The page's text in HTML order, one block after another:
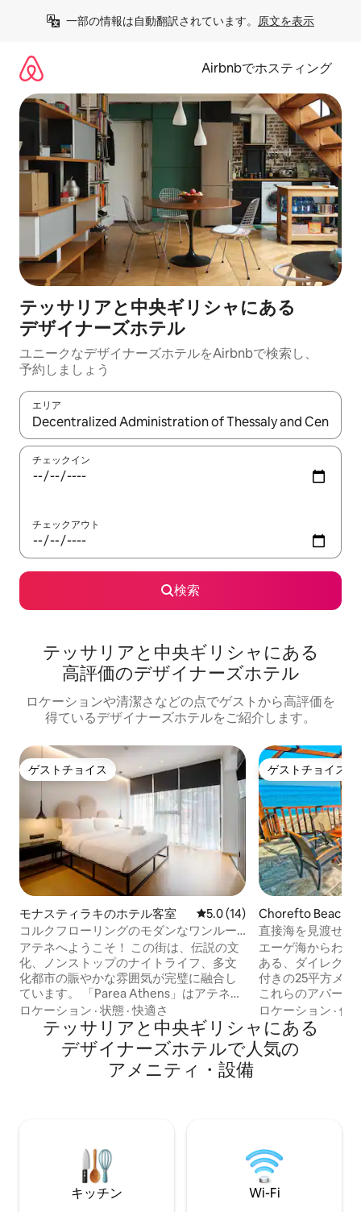
一部の情報は自動翻訳されています。 原文を表示
Airbnbでホスティング
テッサリアと中央ギリシャにある
デ⁠ザ⁠イ⁠ナ⁠ー⁠ズホ⁠テ⁠ル
ユニークなデ⁠ザ⁠イ⁠ナ⁠ー⁠ズホ⁠テ⁠ル⁠をAirbnb⁠で検⁠索⁠し⁠、
予⁠約し⁠ま⁠し⁠ょ⁠う
エリア
検索結果が表示されたら、上下の矢印キーを使って移動するか
チェックイン
チェックアウト
検索
テッサリアと中央ギリシャにある
高⁠評⁠価⁠のデ⁠ザ⁠イ⁠ナ⁠ー⁠ズホ⁠テ⁠ル
ロケーションや清⁠潔⁠さ⁠な⁠ど⁠の点⁠でゲ⁠ス⁠ト⁠か⁠ら高⁠評⁠価⁠を
得⁠て⁠い⁠るデ⁠ザ⁠イ⁠ナ⁠ー⁠ズホ⁠テ⁠ル⁠をご⁠紹⁠介し⁠ま⁠す⁠。
ゲストチョイス
ゲストチョイス
モナスティラキのホテル客室 レビュー14件、5つ星中5.0つ
5.0 (14)
コルクフローリングのモダンなワンルー
ムマンション（2名様用）- Rm.4
アテネへようこそ！ この街は、伝説の文
化、ノンストップのナイトライフ、多文
化都市の賑やかな雰囲気が完璧に融合し
ています。 「Parea Athens」はアテネの
中心部、プシリの活気あるエリアに位置
しています。 パレアのブティックルーム
でのご宿泊は、隠れたエリア、食欲をそ
そる料理の伝統、人生を変える芸術作品
を探索する機会を提供します。
ロケーション · 状態 ·快適さ
ゲストチョイス
ゲストチョイス
Chorefto Beach
ル客室
直接海を見渡せる
ペリアスイート
エーゲ海からわず
ある、ダイレクト
付きの25平方メ
これらのアパー
泊いただけます
ブルベッドとダブ
っています。 す
で手入れが行き届
ロケーション ·価
テッサリアと中央ギリシャにある
デ⁠ザ⁠イ⁠ナ⁠ー⁠ズホ⁠テ⁠ル⁠で人⁠気⁠の
ア⁠メ⁠ニ⁠テ⁠ィ⁠・設⁠備
キッチン Wi-Fi